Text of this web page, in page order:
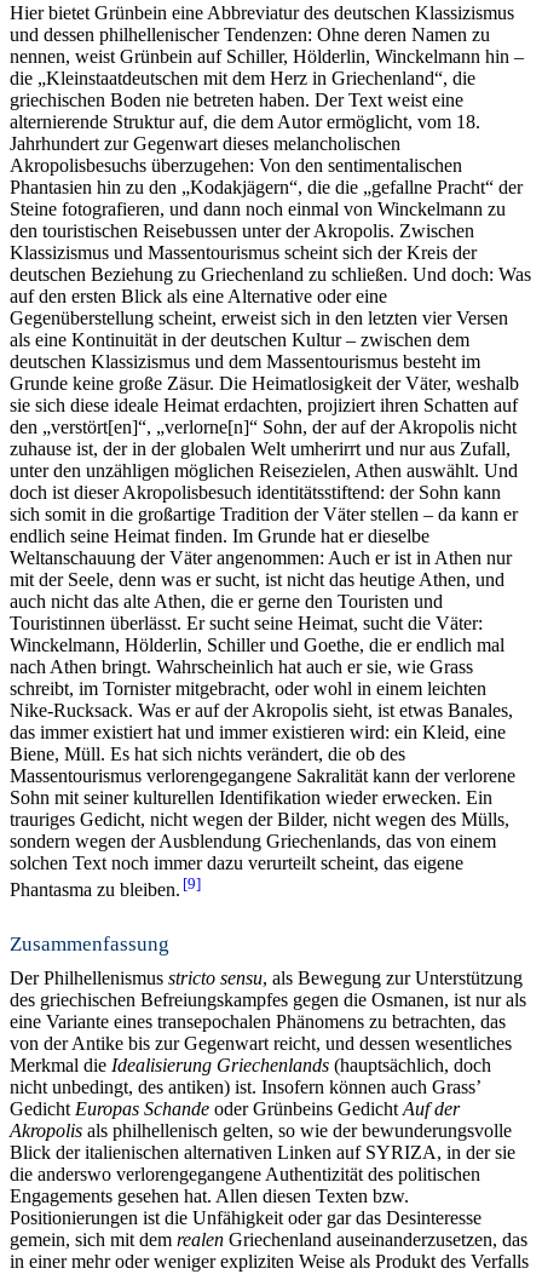
Hier bietet Grünbein eine Abbreviatur des deutschen Klassizismus
und dessen philhellenischer Tendenzen: Ohne deren Namen zu
nennen, weist Grünbein auf Schiller, Hölderlin, Winckelmann hin –
die „Kleinstaatdeutschen mit dem Herz in Griechenland“, die
griechischen Boden nie betreten haben. Der Text weist eine
alternierende Struktur auf, die dem Autor ermöglicht, vom 18.
Jahrhundert zur Gegenwart dieses melancholischen
Akropolisbesuchs überzugehen: Von den sentimentalischen
Phantasien hin zu den „Kodakjägern“, die die „gefallne Pracht“ der
Steine fotografieren, und dann noch einmal von Winckelmann zu
den touristischen Reisebussen unter der Akropolis. Zwischen
Klassizismus und Massentourismus scheint sich der Kreis der
deutschen Beziehung zu Griechenland zu schließen. Und doch: Was
auf den ersten Blick als eine Alternative oder eine
Gegenüberstellung scheint, erweist sich in den letzten vier Versen
als eine Kontinuität in der deutschen Kultur – zwischen dem
deutschen Klassizismus und dem Massentourismus besteht im
Grunde keine große Zäsur. Die Heimatlosigkeit der Väter, weshalb
sie sich diese ideale Heimat erdachten, projiziert ihren Schatten auf
den „verstört[en]“, „verlorne[n]“ Sohn, der auf der Akropolis nicht
zuhause ist, der in der globalen Welt umherirrt und nur aus Zufall,
unter den unzähligen möglichen Reisezielen, Athen auswählt. Und
doch ist dieser Akropolisbesuch identitätsstiftend: der Sohn kann
sich somit in die großartige Tradition der Väter stellen – da kann er
endlich seine Heimat finden. Im Grunde hat er dieselbe
Weltanschauung der Väter angenommen: Auch er ist in Athen nur
mit der Seele, denn was er sucht, ist nicht das heutige Athen, und
auch nicht das alte Athen, die er gerne den Touristen und
Touristinnen überlässt. Er sucht seine Heimat, sucht die Väter:
Winckelmann, Hölderlin, Schiller und Goethe, die er endlich mal
nach Athen bringt. Wahrscheinlich hat auch er sie, wie Grass
schreibt, im Tornister mitgebracht, oder wohl in einem leichten
Nike-Rucksack. Was er auf der Akropolis sieht, ist etwas Banales,
das immer existiert hat und immer existieren wird: ein Kleid, eine
Biene, Müll. Es hat sich nichts verändert, die ob des
Massentourismus verlorengegangene Sakralität kann der verlorene
Sohn mit seiner kulturellen Identifikation wieder erwecken. Ein
trauriges Gedicht, nicht wegen der Bilder, nicht wegen des Mülls,
sondern wegen der Ausblendung Griechenlands, das von einem
solchen Text noch immer dazu verurteilt scheint, das eigene
Phantasma zu bleiben. 9
Zusammenfassung
Der Philhellenismus stricto sensu, als Bewegung zur Unterstützung
des griechischen Befreiungskampfes gegen die Osmanen, ist nur als
eine Variante eines transepochalen Phänomens zu betrachten, das
von der Antike bis zur Gegenwart reicht, und dessen wesentliches
Merkmal die Idealisierung Griechenlands (hauptsächlich, doch
nicht unbedingt, des antiken) ist. Insofern können auch Grass’
Gedicht Europas Schande oder Grünbeins Gedicht Auf der
Akropolis als philhellenisch gelten, so wie der bewunderungsvolle
Blick der italienischen alternativen Linken auf SYRIZA, in der sie
die anderswo verlorengegangene Authentizität des politischen
Engagements gesehen hat. Allen diesen Texten bzw.
Positionierungen ist die Unfähigkeit oder gar das Desinteresse
gemein, sich mit dem realen Griechenland auseinanderzusetzen, das
in einer mehr oder weniger expliziten Weise als Produkt des Verfalls